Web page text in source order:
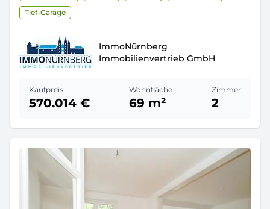
Tief-Garage
ImmoNürnberg
Immobilienvertrieb GmbH
Kaufpreis
570.014 €
Wohnfläche
69 m²
Zimmer
2